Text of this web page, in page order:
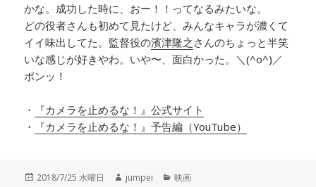
かな。成功した時に、おー！！ってなるみたいな。
どの役者さんも初めて見たけど、みんなキャラが濃くて
イイ味出してた。監督役の濱津隆之 さんのちょっと半笑
いな感じが好きやわ。いや〜、面白かった。＼(^o^)／
ポンッ！
・
『カメラを止めるな！』公式サイト
・
『カメラを止めるな！』予告編（YouTube）
投
2018/7/25 水曜日
作
jumpei
カ
映画